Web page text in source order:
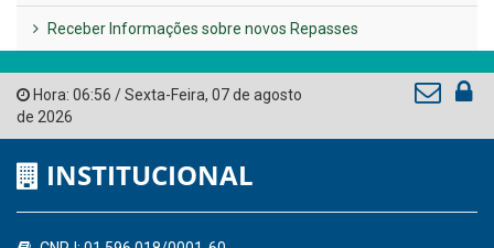
Governo de Pernambuco
Tribunal de Contas do Estado de Pernambuco
Ministério Público do Estado de Pernambuco
Controladoria-Geral da União
Confederação Nacional de Municípios - CNM